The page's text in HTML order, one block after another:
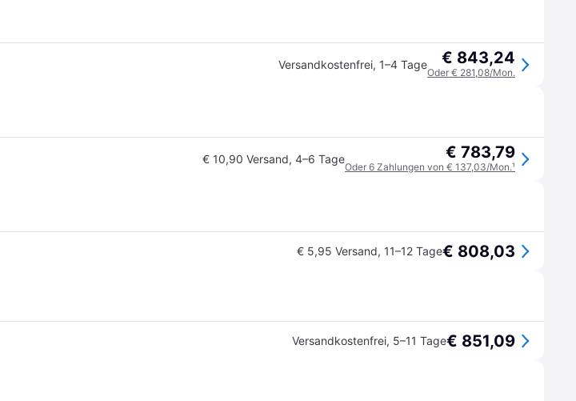
Versandkostenfrei, 1–4 Tage € 843,24
Oder € 281,08/Mon.
€ 10,90 Versand, 4–6 Tage € 783,79
Oder 6 Zahlungen von € 137,03/Mon.¹
€ 5,95 Versand, 11–12 Tage€ 808,03
Versandkostenfrei, 5–11 Tage€ 851,09